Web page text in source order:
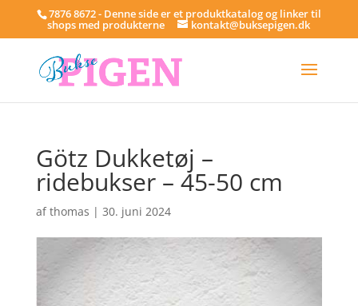
7876 8672 - Denne side er et produktkatalog og linker til
shops med produkterne kontakt@buksepigen.dk
Götz Dukketøj –
ridebukser – 45-50 cm
afthomas | 30. juni 2024